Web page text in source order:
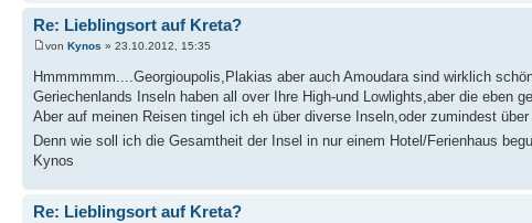
Re: Lieblingsort auf Kreta?
von Kynos » 23.10.2012, 15:35
Hmmmmmm....Georgioupolis,Plakias aber auch Amoudara sind wirklich
Geriechenlands Inseln haben all over Ihre High-und Lowlights,aber die eben
Aber auf meinen Reisen tingel ich eh über diverse Inseln,oder zumindest
Denn wie soll ich die Gesamtheit der Insel in nur einem Hotel/Ferienhaus
Kynos
Re: Lieblingsort auf Kreta?